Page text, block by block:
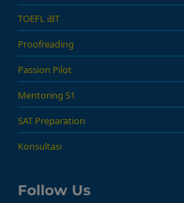
TOEFL iBT
Proofreading
Passion Pilot
Mentoring S1
SAT Preparation
Konsultasi
Follow Us